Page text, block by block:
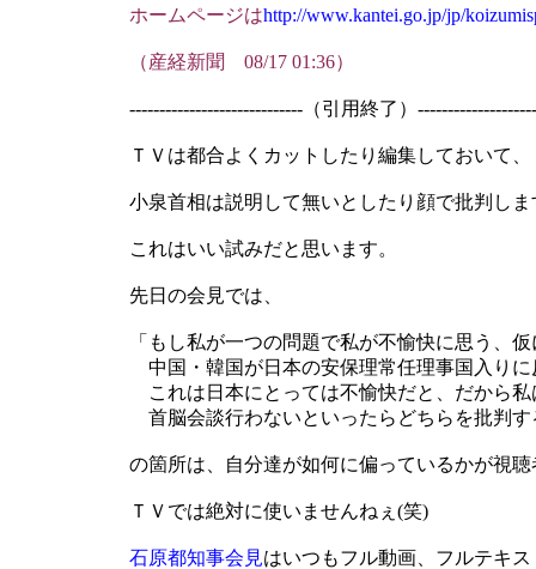
ホームページはhttp://www.kantei.go.jp/jp/
（産経新聞 08/17 01:36）
-----------------------------（引用終了）
ＴＶは都合よくカットしたり編集しておいて、
小泉首相は説明して無いとしたり顔で批判しま
これはいい試みだと思います。
先日の会見では、
「もし私が一つの問題で私が不愉快に思う、
中国・韓国が日本の安保理常任理事国入りに
これは日本にとっては不愉快だと、だから私
首脳会談行わないといったらどちらを批判す
の箇所は、自分達が如何に偏っているかが視
ＴＶでは絶対に使いませんねぇ(笑)
石原都知事会見はいつもフル動画、フルテキス